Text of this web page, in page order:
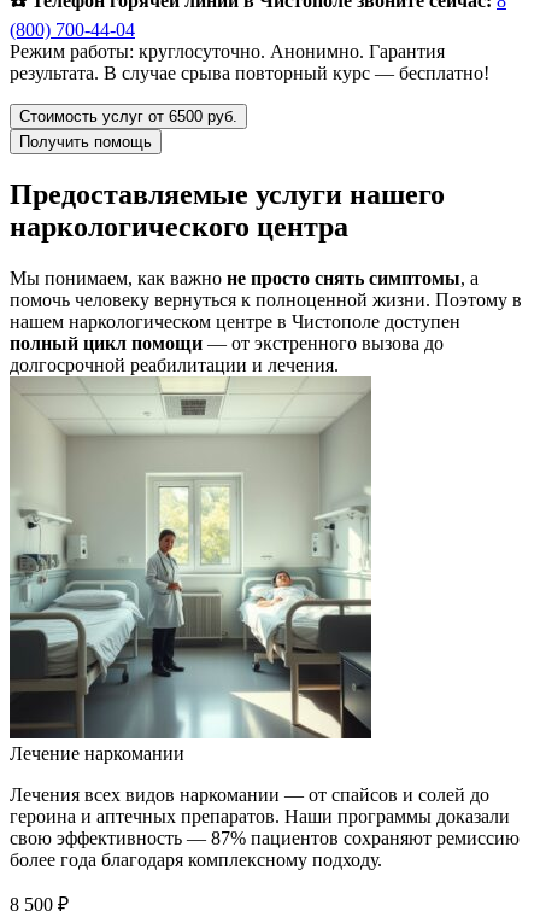
(800) 700-44-04
Режим работы: круглосуточно. Анонимно. Гарантия
результата. В случае срыва повторный курс — бесплатно!
Стоимость услуг от 6500 руб.
Получить помощь
Предоставляемые услуги нашего
наркологического центра
Мы понимаем, как важно не просто снять симптомы, а
помочь человеку вернуться к полноценной жизни. Поэтому в
нашем наркологическом центре в Чистополе доступен
полный цикл помощи — от экстренного вызова до
долгосрочной реабилитации и лечения.
Лечение наркомании
Лечения всех видов наркомании — от спайсов и солей до
героина и аптечных препаратов. Наши программы доказали
свою эффективность — 87% пациентов сохраняют ремиссию
более года благодаря комплексному подходу.
8 500 ₽